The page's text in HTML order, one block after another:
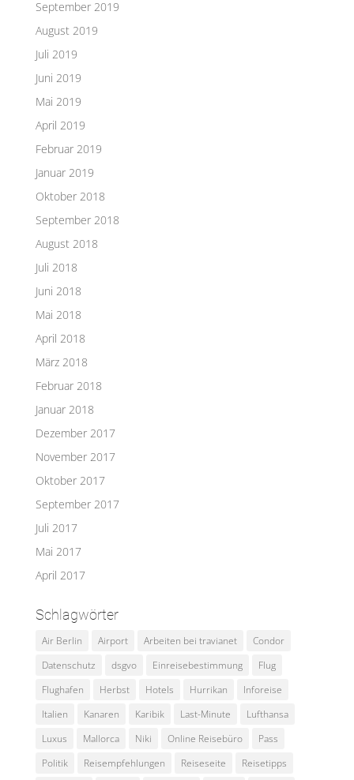
September 2019
August 2019
Juli 2019
Juni 2019
Mai 2019
April 2019
Februar 2019
Januar 2019
Oktober 2018
September 2018
August 2018
Juli 2018
Juni 2018
Mai 2018
April 2018
März 2018
Februar 2018
Januar 2018
Dezember 2017
November 2017
Oktober 2017
September 2017
Juli 2017
Mai 2017
April 2017
Schlagwörter
Air Berlin Airport Arbeiten bei travianet
Condor
Datenschutz
dsgvo Einreisebestimmung
Flug
Flughafen
Herbst Hotels Hurrikan
Inforeise
Italien
Kanaren Karibik Last-Minute
Lufthansa
Luxus
Mallorca Niki Online Reisebüro
Pass
Politik
Reisempfehlungen Reiseseite
Reisetipps